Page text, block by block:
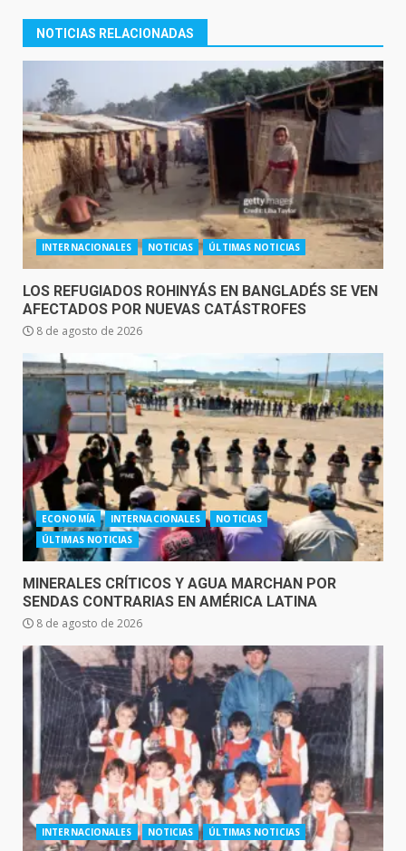
NOTICIAS RELACIONADAS
INTERNACIONALES NOTICIAS ÚLTIMAS NOTICIAS
LOS REFUGIADOS ROHINYÁS EN BANGLADÉS SE VEN
AFECTADOS POR NUEVAS CATÁSTROFES
8 de agosto de 2026
ECONOMÍA INTERNACIONALES
NOTICIAS
ÚLTIMAS NOTICIAS
MINERALES CRÍTICOS Y AGUA MARCHAN POR
SENDAS CONTRARIAS EN AMÉRICA LATINA
8 de agosto de 2026
INTERNACIONALES NOTICIAS ÚLTIMAS NOTICIAS